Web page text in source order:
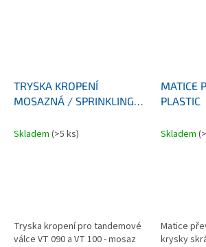
TRYSKA KROPENÍ
MOSAZNÁ / SPRINKLING
Skladem (>5 ks)
Tryska kropení pro tandemové
válce VT 090 a VT 100 - mosaz
MATICE
PLASTIC
Skladem
Matice
krysky